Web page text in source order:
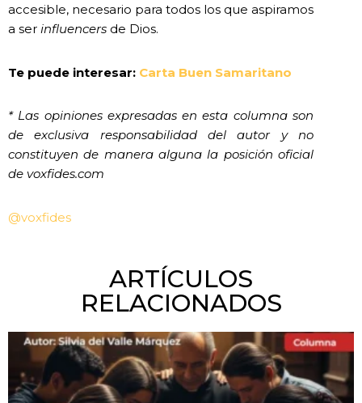
accesible, necesario para todos los que aspiramos
a ser influencers de Dios.
Te puede interesar: Carta Buen Samaritano
* Las opiniones expresadas en esta columna son
de exclusiva responsabilidad del autor y no
constituyen de manera alguna la posición oficial
de voxfides.com
@voxfides
ARTÍCULOS
RELACIONADOS